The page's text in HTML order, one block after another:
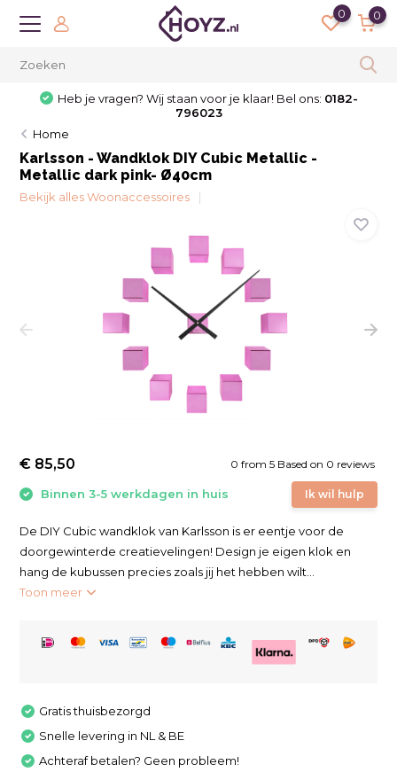
0 0
Heb je vragen? Wij staan voor je klaar! Bel ons: 0182-
796023
Home
Karlsson - Wandklok DIY Cubic Metallic -
Metallic dark pink- Ø40cm
Bekijk alles Woonaccessoires
0 from 5 Based on 0 reviews
Ik wil hulp
€ 85,50
Binnen 3-5 werkdagen in huis
De DIY Cubic wandklok van Karlsson is er eentje voor de
doorgewinterde creatievelingen! Design je eigen klok en
hang de kubussen precies zoals jij het hebben wilt...
Toon meer
Gratis thuisbezorgd
Snelle levering in NL & BE
Achteraf betalen? Geen probleem!